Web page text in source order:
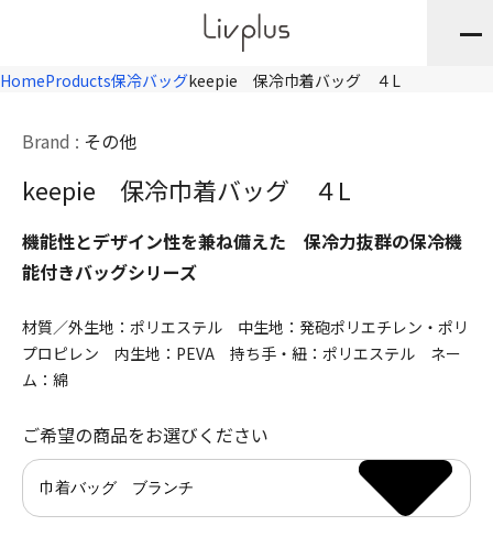
HomeProducts保冷バッグkeepie 保冷巾着バッグ ４L
Brand : その他
keepie 保冷巾着バッグ ４L
機能性とデザイン性を兼ね備えた 保冷力抜群の保冷機
能付きバッグシリーズ
材質／外生地：ポリエステル 中生地：発砲ポリエチレン・ポリ
プロピレン 内生地：PEVA 持ち手・紐：ポリエステル ネー
ム：綿
ご希望の商品をお選びください